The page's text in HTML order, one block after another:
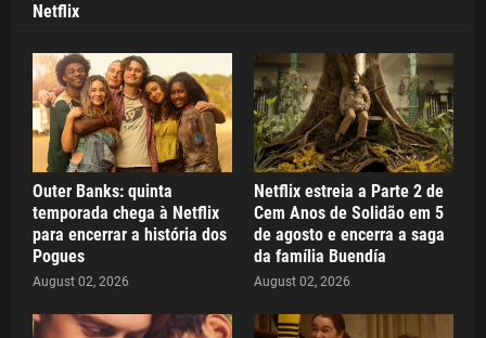
Netflix
Outer Banks: quinta
temporada chega à Netflix
para encerrar a história dos
Pogues
August 02, 2026
Netflix estreia a Parte 2 de
Cem Anos de Solidão em 5
de agosto e encerra a saga
da família Buendía
August 02, 2026